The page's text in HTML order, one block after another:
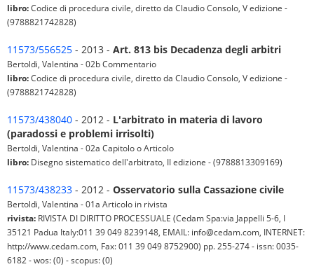
libro:Codice di procedura civile, diretto da Claudio Consolo, V edizione -
(9788821742828)
11573/556525 - 2013 - Art. 813 bis Decadenza degli arbitri
Bertoldi, Valentina - 02b Commentario
libro:Codice di procedura civile, diretto da Claudio Consolo, V edizione -
(9788821742828)
11573/438040 - 2012 - L'arbitrato in materia di lavoro
(paradossi e problemi irrisolti)
Bertoldi, Valentina - 02a Capitolo o Articolo
libro: Disegno sistematico dell'arbitrato, II edizione - (9788813309169)
11573/438233 - 2012 - Osservatorio sulla Cassazione civile
Bertoldi, Valentina - 01a Articolo in rivista
rivista: RIVISTA DI DIRITTO PROCESSUALE (Cedam Spa:via Jappelli 5-6, I
35121 Padua Italy:011 39 049 8239148, EMAIL: info@cedam.com, INTERNET:
http://www.cedam.com, Fax: 011 39 049 8752900) pp. 255-274 - issn: 0035-
6182 - wos: (0) - scopus: (0)